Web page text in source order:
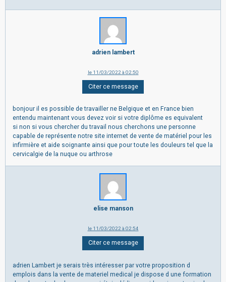
adrien lambert
le 11/03/2022 à 02:50
Citer ce message
bonjour il es possible de travailler ne Belgique et en France bien
entendu maintenant vous devez voir si votre diplôme es equivalent
si non si vous chercher du travail nous cherchons une personne
capable de représente notre site internet de vente de matériel pour les
infirmière et aide soignante ainsi que pour toute les douleurs tel que la
cervicalgie de la nuque ou arthrose
elise manson
le 11/03/2022 à 02:54
Citer ce message
adrien Lambert je serais très intéresser par votre proposition d
emplois dans la vente de materiel medical je dispose d une formation